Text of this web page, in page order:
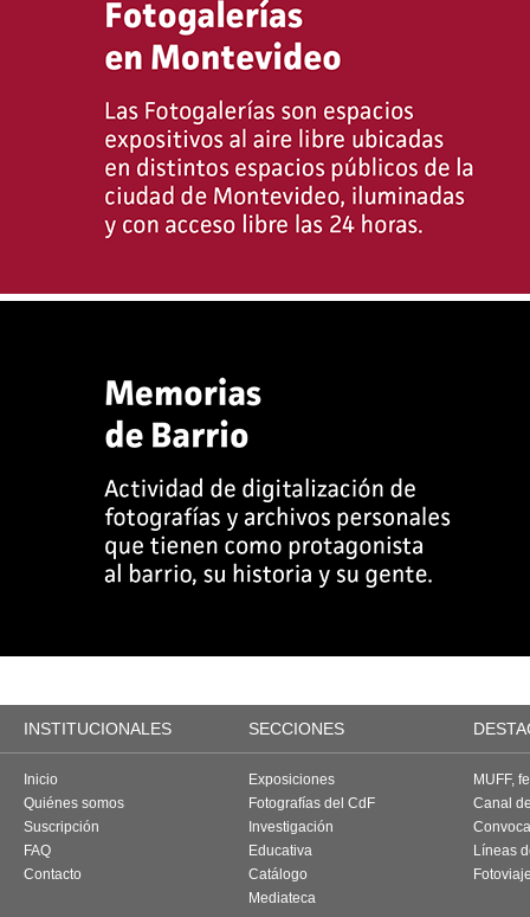
INSTITUCIONALES SECCIONES
Inicio
Quiénes somos
Suscripción
FAQ
Contacto
Exposiciones
Fotografías del CdF
Investigación
Educativa
Catálogo
Mediateca
MUFF,
Canal
Líneas